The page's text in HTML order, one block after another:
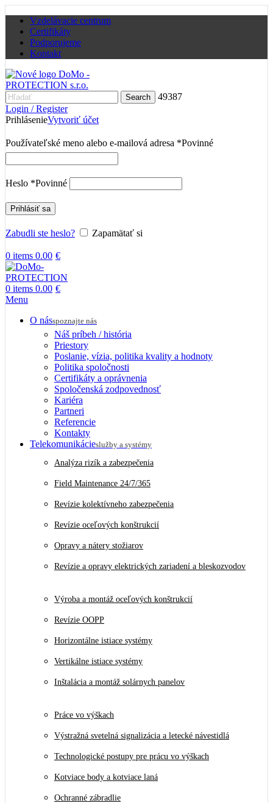
Vzdelávacie centrum
Certifikáty
Podporujeme
Kontakt
Search
49387
Login / Register
PrihlásenieVytvoriť účet
Používateľské meno alebo e-mailová adresa *Povinné
Heslo *Povinné
Prihlásiť sa
Zabudli ste heslo? Zapamätať si
0 items 0.00 €
0 items 0.00 €
Menu
O násspoznajte nás
Náš príbeh / história
Priestory
Poslanie, vízia, politika kvality a hodnoty
Politika spoločnosti
Certifikáty a oprávnenia
Spoločenská zodpovednosť
Kariéra
Partneri
Referencie
Kontakty
Telekomunikácieslužby a systémy
Analýza rizík a zabezpečenia
Field Maintenance 24/7/365
Revízie kolektívneho zabezpečenia
Revízie oceľových konštrukcií
Opravy a nátery stožiarov
Revízie a opravy elektrických zariadení a bleskozvodov
Výroba a montáž oceľových konštrukcií
Revízie OOPP
Horizontálne istiace systémy
Vertikálne istiace systémy
Inštalácia a montáž solárnych panelov
Práce vo výškach
Výstražná svetelná signalizácia a letecké návestidlá
Technologické postupy pre prácu vo výškach
Kotviace body a kotviace laná
Ochranné zábradlie